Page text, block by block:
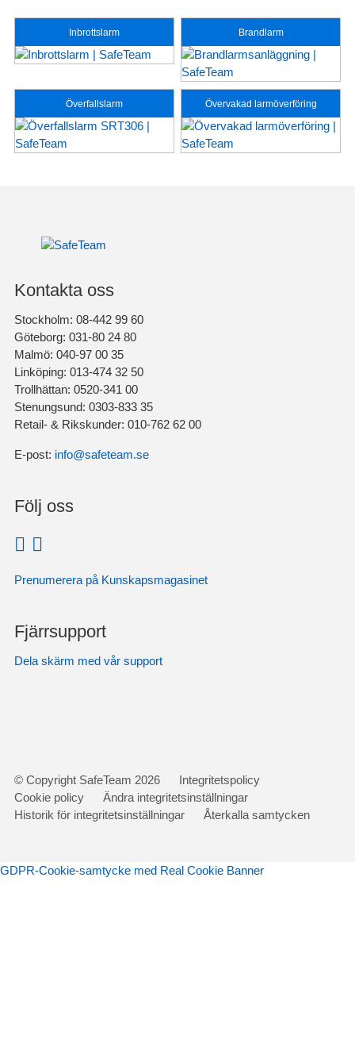
Inbrottslarm Brandlarm
Överfallslarm Övervakad larmöverföring
Kontakta oss
Stockholm: 08-442 99 60
Göteborg: 031-80 24 80
Malmö: 040-97 00 35
Linköping: 013-474 32 50
Trollhättan: 0520-341 00
Stenungsund: 0303-833 35
Retail- & Rikskunder: 010-762 62 00
E-post: info@safeteam.se
Följ oss
Prenumerera på Kunskapsmagasinet
Fjärrsupport
Dela skärm med vår support
Gå
vidare
till
© Copyright SafeTeam 2026
Integritetspolicy
Cookie policy
Ändra integritetsinställningar
Historik för integritetsinställningar
Återkalla samtycken
GDPR-Cookie-samtycke med Real Cookie Banner